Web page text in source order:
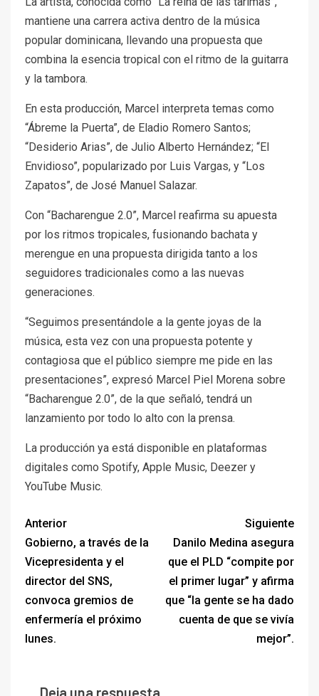
mantiene una carrera activa dentro de la música
popular dominicana, llevando una propuesta que
combina la esencia tropical con el ritmo de la guitarra
y la tambora.
En esta producción, Marcel interpreta temas como
“Ábreme la Puerta”, de Eladio Romero Santos;
“Desiderio Arias”, de Julio Alberto Hernández; “El
Envidioso”, popularizado por Luis Vargas, y “Los
Zapatos”, de José Manuel Salazar.
Con “Bacharengue 2.0”, Marcel reafirma su apuesta
por los ritmos tropicales, fusionando bachata y
merengue en una propuesta dirigida tanto a los
seguidores tradicionales como a las nuevas
generaciones.
“Seguimos presentándole a la gente joyas de la
música, esta vez con una propuesta potente y
contagiosa que el público siempre me pide en las
presentaciones”, expresó Marcel Piel Morena sobre
“Bacharengue 2.0”, de la que señaló, tendrá un
lanzamiento por todo lo alto con la prensa.
La producción ya está disponible en plataformas
digitales como Spotify, Apple Music, Deezer y
YouTube Music.
Anterior
Gobierno, a través de la
Vicepresidenta y el
director del SNS,
convoca gremios de
enfermería el próximo
lunes.
Siguiente
Danilo Medina asegura
que el PLD “compite por
el primer lugar” y afirma
que “la gente se ha dado
cuenta de que se vivía
mejor”.
Deja una respuesta